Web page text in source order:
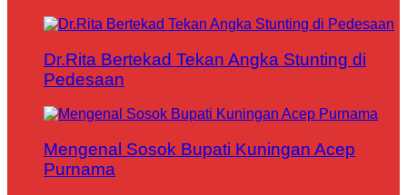
Dr.Rita Bertekad Tekan Angka Stunting di
Pedesaan
Mengenal Sosok Bupati Kuningan Acep
Purnama